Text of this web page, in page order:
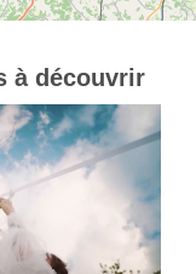
à découvrir